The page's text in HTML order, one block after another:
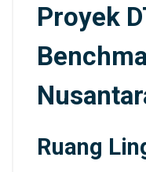
Proyek
Ruang